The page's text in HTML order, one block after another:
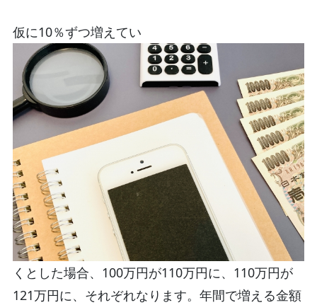
仮に10％ずつ増えてい
くとした場合、100万円が110万円に、110万円が
121万円に、それぞれなります。年間で増える金額